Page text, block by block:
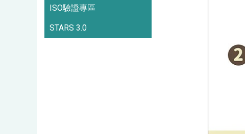
ISO驗證專區
STARS 3.0